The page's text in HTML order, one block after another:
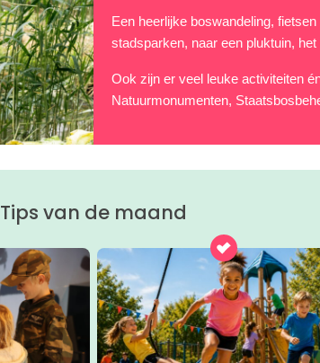
Een heerlijke boswandeling,
stadsparken, naar een pluktuin,
Ook zijn er veel leuke activiteiten
Natuurmonumenten,
Tips van de maand